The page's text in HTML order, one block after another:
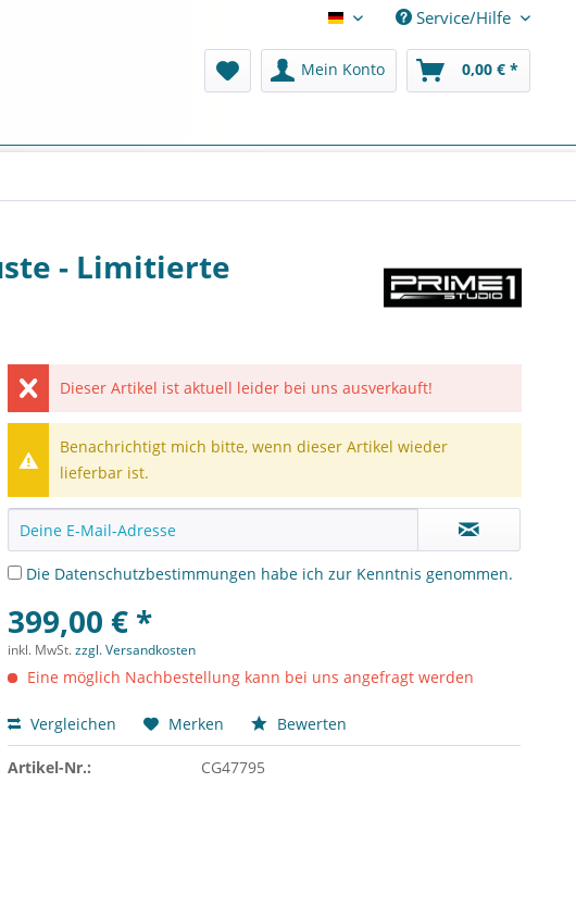
Deutsch Service/Hilfe
Mein Konto 0,00 € *
- Limitierte
Dieser Artikel ist aktuell leider bei uns ausverkauft!
Benachrichtigt mich bitte, wenn dieser Artikel wieder
lieferbar ist.
Die Datenschutzbestimmungen habe ich zur Kenntnis genommen.
399,00 € *
inkl. MwSt.zzgl. Versandkosten
Eine möglich Nachbestellung kann bei uns angefragt werden
Vergleichen Merken Bewerten
Artikel-Nr.: CG47795